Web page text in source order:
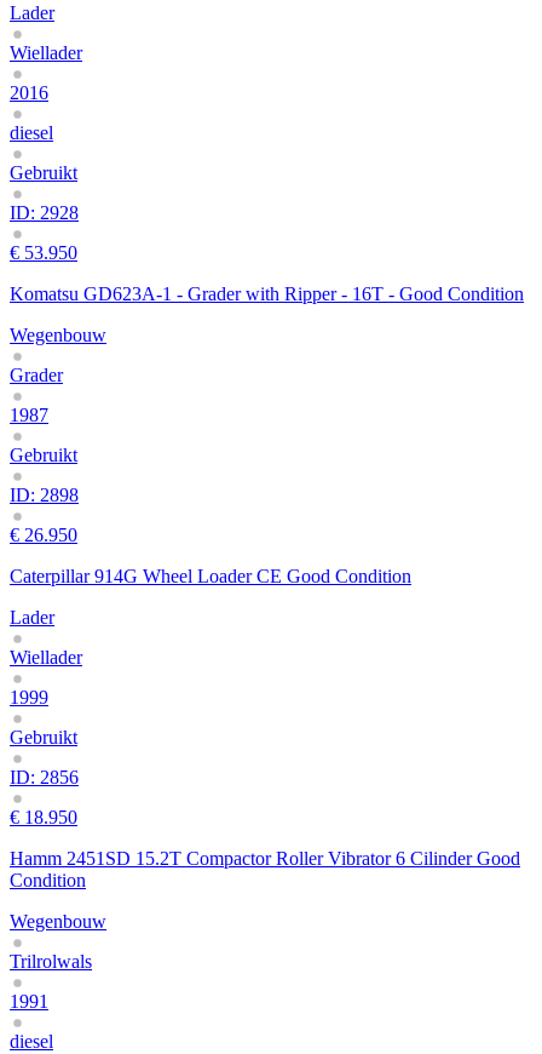
Lader
Wiellader
2016
diesel
Gebruikt
ID: 2928
€ 53.950
Komatsu GD623A-1 - Grader with Ripper - 16T - Good Condition
Wegenbouw
Grader
1987
Gebruikt
ID: 2898
€ 26.950
Caterpillar 914G Wheel Loader CE Good Condition
Lader
Wiellader
1999
Gebruikt
ID: 2856
€ 18.950
Hamm 2451SD 15.2T Compactor Roller Vibrator 6 Cilinder Good
Condition
Wegenbouw
Trilrolwals
1991
diesel